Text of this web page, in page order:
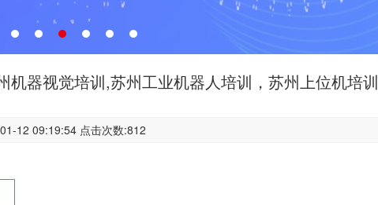
器视觉培训,苏州工业机器人培训，苏州上位机培训
12 09:19:54 点击次数:812